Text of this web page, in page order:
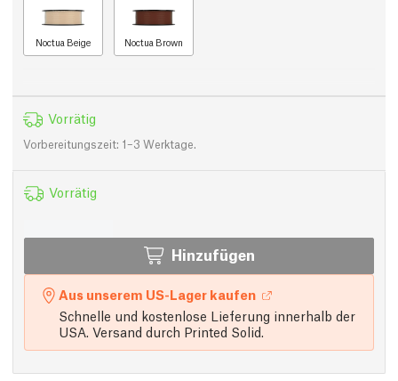
Noctua Beige Noctua Brown
Vorrätig
Vorbereitungszeit: 1–3 Werktage.
Vorrätig
Hinzufügen
Aus unserem US-Lager kaufen
Schnelle und kostenlose Lieferung innerhalb der
USA. Versand durch Printed Solid.